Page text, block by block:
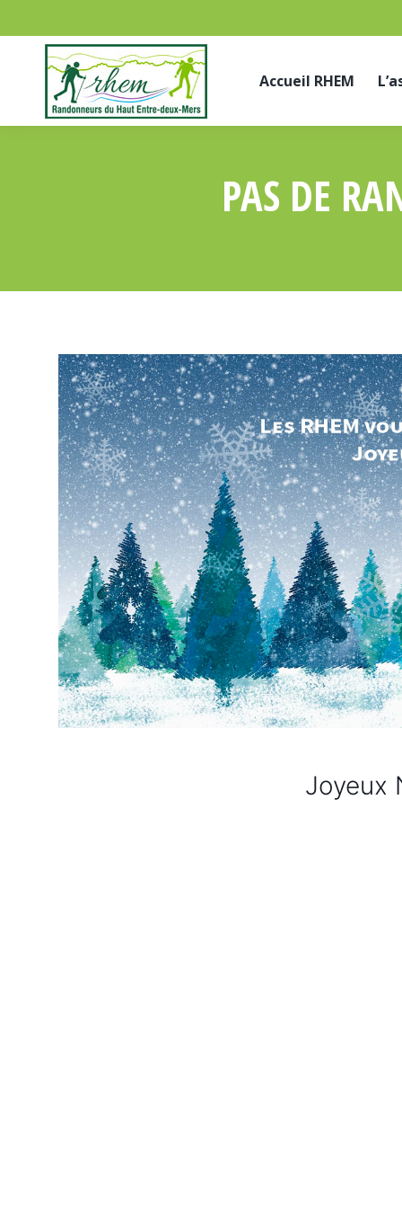
Accueil RHEM
PAS DE
Joyeux